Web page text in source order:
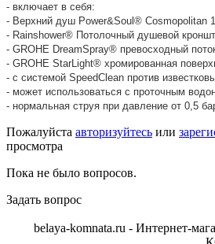
- включает в себя:
- Верхний душ Power&Soul® Cosmopolitan
- Rainshower® Потолочный душевой
- GROHE DreamSpray® превосходный
- GROHE StarLight® хромированная
- с системой SpeedClean против
- может использоваться с проточным
- нормальная струя при давление от 0,5
Пожалуйста авторизуйтесь или
просмотра
Пока не было вопросов.
Задать вопрос
belaya-komnata.ru - Интернет-